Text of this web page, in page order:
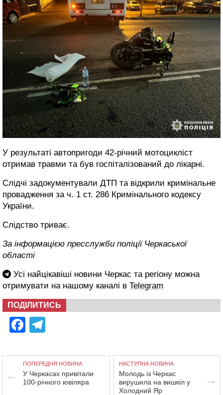
У результаті автопригоди 42-річний мотоцикліст
отримав травми та був госпіталізований до лікарні.
Слідчі задокументували ДТП та відкрили кримінальне
провадження за ч. 1 ст. 286 Кримінального кодексу
України.
Слідство триває.
За інформацією пресслужби поліції Черкаської
області
Усі найцікавіші новини Черкас та регіону можна
отримувати на нашому каналі в Telegram
ПОДІЛИТИСЬ
Facebook
ПОПЕРЕДНЯ НОВИНА
У Черкасах привітали
100-річного ювіляра
НАСТУПНА НОВИНА
Молодь із Черкас
вирушила на вишкіл у
Холодний Яр